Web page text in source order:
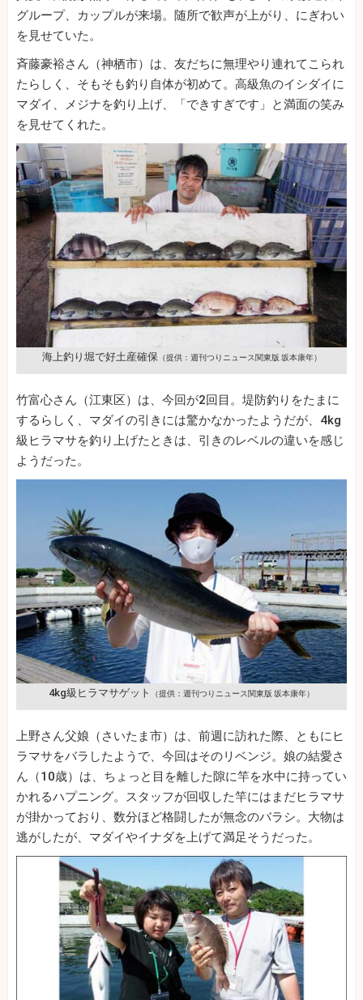
グループ、カップルが来場。随所で歓声が上がり、にぎわい
を見せていた。
斉藤豪裕さん（神栖市）は、友だちに無理やり連れてこられ
たらしく、そもそも釣り自体が初めて。高級魚のイシダイに
マダイ、メジナを釣り上げ、「できすぎです」と満面の笑み
を見せてくれた。
海上釣り堀で好土産確保 （提供：週刊つりニュース関東版 坂本康年）
竹富心さん（江東区）は、今回が2回目。堤防釣りをたまに
するらしく、マダイの引きには驚かなかったようだが、4kg
級ヒラマサを釣り上げたときは、引きのレベルの違いを感じ
ようだった。
4kg級ヒラマサゲット （提供：週刊つりニュース関東版 坂本康年）
上野さん父娘（さいたま市）は、前週に訪れた際、ともにヒ
ラマサをバラしたようで、今回はそのリベンジ。娘の結愛さ
ん（10歳）は、ちょっと目を離した隙に竿を水中に持ってい
かれるハプニング。スタッフが回収した竿にはまだヒラマサ
が掛かっており、数分ほど格闘したが無念のバラシ。大物は
逃がしたが、マダイやイナダを上げて満足そうだった。